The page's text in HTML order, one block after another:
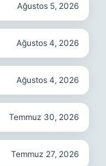
Ağustos 5, 2026
Ağustos 4, 2026
Ağustos 4, 2026
Temmuz 30, 2026
Temmuz 27, 2026